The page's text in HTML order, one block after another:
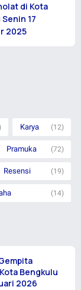
di Kota
17
2025
Karya (12)
Pramuka (72)
Resensi (19)
(14)
Kota Bengkulu
2026